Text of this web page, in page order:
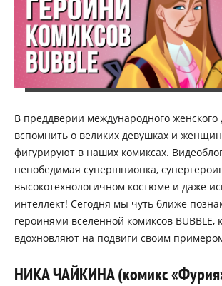
В преддверии международного
вспомнить о великих девушках и
фигурируют в наших комиксах.
непобедимая супершпионка,
высокотехнологичном костюме и даже
интеллект! Сегодня мы чуть ближе
героинями вселенной комиксов BUBBLE,
вдохновляют на подвиги своим
НИКА ЧАЙКИНА (комикс